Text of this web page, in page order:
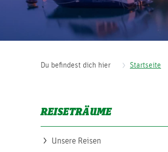
Du befindest dich hier Startseite
REISETRÄUME
Unsere Reisen